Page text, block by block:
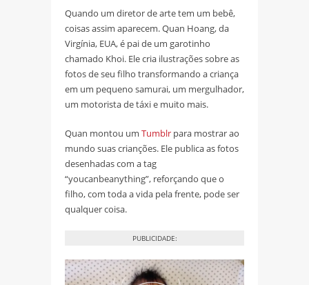
Quando um diretor de arte tem um bebê,
coisas assim aparecem. Quan Hoang, da
Virgínia, EUA, é pai de um garotinho
chamado Khoi. Ele cria ilustrações sobre as
fotos de seu filho transformando a criança
em um pequeno samurai, um mergulhador,
um motorista de táxi e muito mais.
Quan montou um Tumblr para mostrar ao
mundo suas crianções. Ele publica as fotos
desenhadas com a tag
“youcanbeanything”, reforçando que o
filho, com toda a vida pela frente, pode ser
qualquer coisa.
PUBLICIDADE: